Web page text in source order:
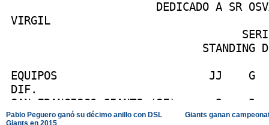
Pablo Peguero ganó su décimo anillo con DSL
Giants ganan